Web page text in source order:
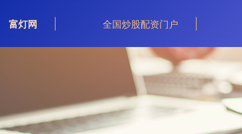
富灯网 全国炒股配资门户